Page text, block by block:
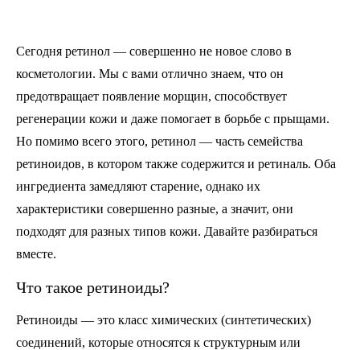
Сегодня ретинол — совершенно не новое слово в
косметологии. Мы с вами отлично знаем, что он
предотвращает появление морщин, способствует
регенерации кожи и даже помогает в борьбе с прыщами.
Но помимо всего этого, ретинол — часть семейства
ретиноидов, в котором также содержится и ретиналь. Оба
ингредиента замедляют старение, однако их
характеристики совершенно разные, а значит, они
подходят для разных типов кожи. Давайте разбираться
вместе.
Что такое ретиноиды?
Ретиноиды — это класс химических (синтетических)
соединений, которые относятся к структурным или